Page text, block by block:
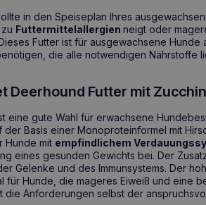
in den Speiseplan Ihres
Futtermittelallergien neigt oder
Futter ist für ausgewachsene Hunde
die alle notwendigen Nährstoffe
Deerhound Futter mit
eine gute Wahl für erwachsene
Basis einer Monoproteinformel mit
Hunde mit empfindlichem
eines gesunden Gewichts bei. Der
Gelenke und des Immunsystems. Der
für Hunde, die mageres Eiweiß und eine
Anforderungen selbst der